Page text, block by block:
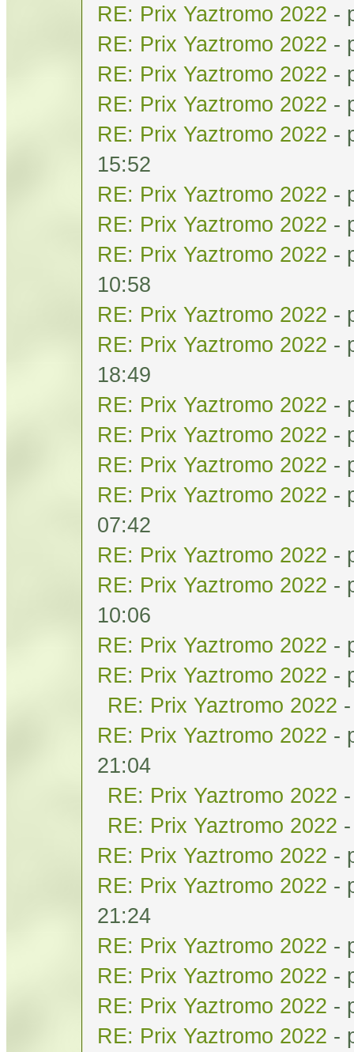
RE: Prix Yaztromo 2022 -
RE: Prix Yaztromo 2022 -
RE: Prix Yaztromo 2022 -
RE: Prix Yaztromo 2022 -
RE: Prix Yaztromo 2022 -
15:52
RE: Prix Yaztromo 2022 -
RE: Prix Yaztromo 2022 -
RE: Prix Yaztromo 2022 -
10:58
RE: Prix Yaztromo 2022 -
RE: Prix Yaztromo 2022 -
18:49
RE: Prix Yaztromo 2022 -
RE: Prix Yaztromo 2022 -
RE: Prix Yaztromo 2022 -
RE: Prix Yaztromo 2022 -
07:42
RE: Prix Yaztromo 2022 -
RE: Prix Yaztromo 2022 -
10:06
RE: Prix Yaztromo 2022 -
RE: Prix Yaztromo 2022 -
RE: Prix Yaztromo 2022
RE: Prix Yaztromo 2022 -
21:04
RE: Prix Yaztromo 2022
RE: Prix Yaztromo 2022
RE: Prix Yaztromo 2022 -
RE: Prix Yaztromo 2022 -
21:24
RE: Prix Yaztromo 2022 -
RE: Prix Yaztromo 2022 -
RE: Prix Yaztromo 2022 -
RE: Prix Yaztromo 2022 -